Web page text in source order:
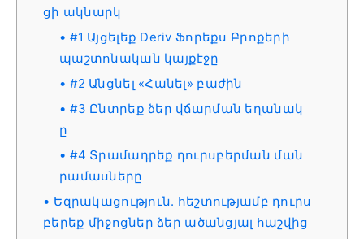
ցի ակնարկ
#1 Այցելեք Deriv Ֆորեքս Բրոքերի
պաշտոնական կայքէջը
#2 Անցնել «Հանել» բաժին
#3 Ընտրեք ձեր վճարման եղանակ
ը
#4 Տրամադրեք դուրսբերման ման
րամասները
Եզրակացություն. հեշտությամբ դուրս
բերեք միջոցներ ձեր ածանցյալ հաշվից